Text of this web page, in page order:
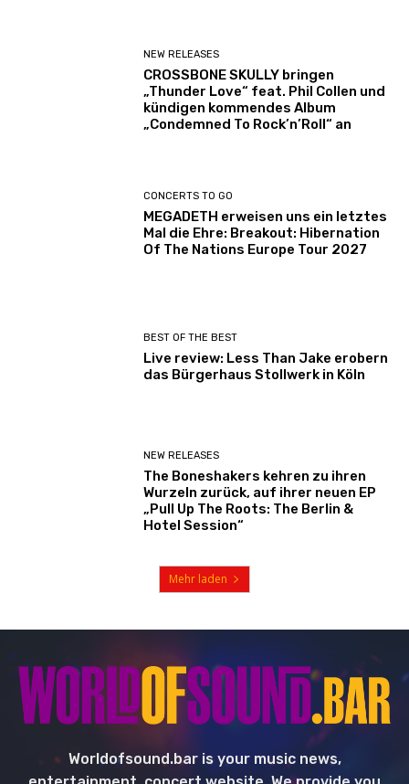
NEW RELEASES
CROSSBONE SKULLY bringen
„Thunder Love“ feat. Phil Collen und
kündigen kommendes Album
„Condemned To Rock’n’Roll“ an
CONCERTS TO GO
MEGADETH erweisen uns ein letztes
Mal die Ehre: Breakout: Hibernation
Of The Nations Europe Tour 2027
BEST OF THE BEST
Live review: Less Than Jake erobern
das Bürgerhaus Stollwerk in Köln
NEW RELEASES
The Boneshakers kehren zu ihren
Wurzeln zurück, auf ihrer neuen EP
„Pull Up The Roots: The Berlin &
Hotel Session“
Mehr laden
Worldofsound.bar is your music news,